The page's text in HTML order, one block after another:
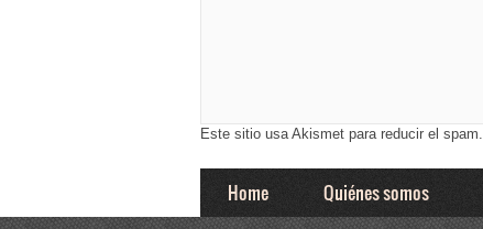
Este sitio usa Akismet para reducir el spam.
Home Quiénes somos